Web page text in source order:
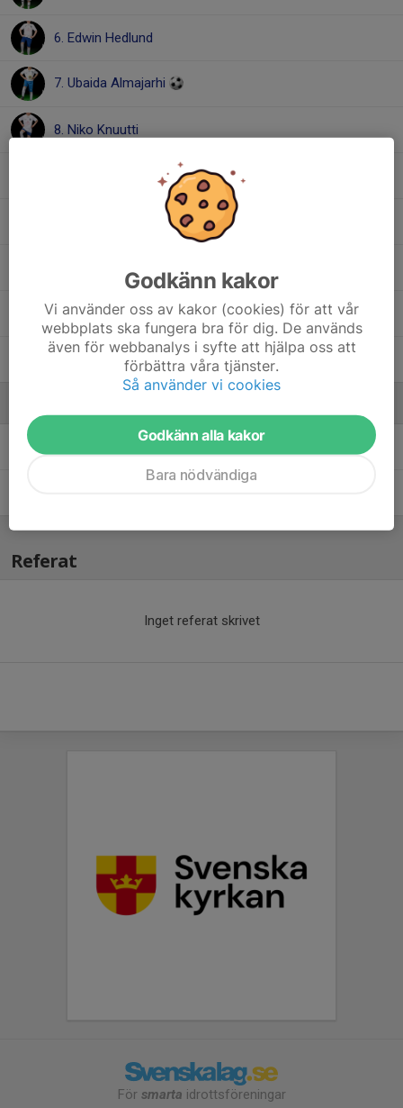
6. Edwin Hedlund
7. Ubaida Almajarhi
8. Niko Knuutti
18. Kevin Millebjer
20. Walter Lindkvist
Assisterande tränare
Referat
Inget referat skrivet
För smarta idrottsföreningar
Godkänn kakor
Vi använder oss av kakor (cookies) för att vår
webbplats ska fungera bra för dig. De används
även för webbanalys i syfte att hjälpa oss att
förbättra våra tjänster.
Så använder vi cookies
Godkänn alla kakor
Bara nödvändiga